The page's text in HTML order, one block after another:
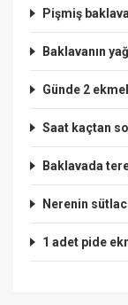
Pişmiş
Baklavanın
Günde 2
Saat kaçtan
Baklavada
Nerenin
1 adet pide